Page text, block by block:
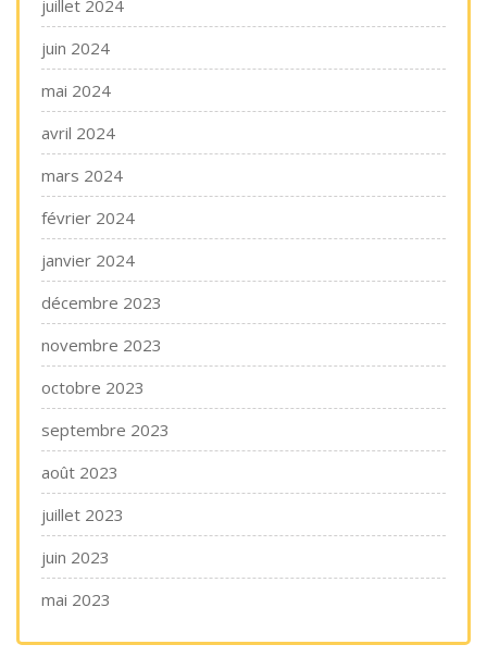
juillet 2024
juin 2024
mai 2024
avril 2024
mars 2024
février 2024
janvier 2024
décembre 2023
novembre 2023
octobre 2023
septembre 2023
août 2023
juillet 2023
juin 2023
mai 2023